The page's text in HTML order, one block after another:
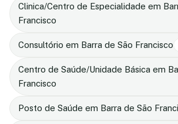
Clinica/Centro de Especialidade em
Francisco
Consultório em Barra de São Francisco
Centro de Saúde/Unidade Básica em
Francisco
Posto de Saúde em Barra de São